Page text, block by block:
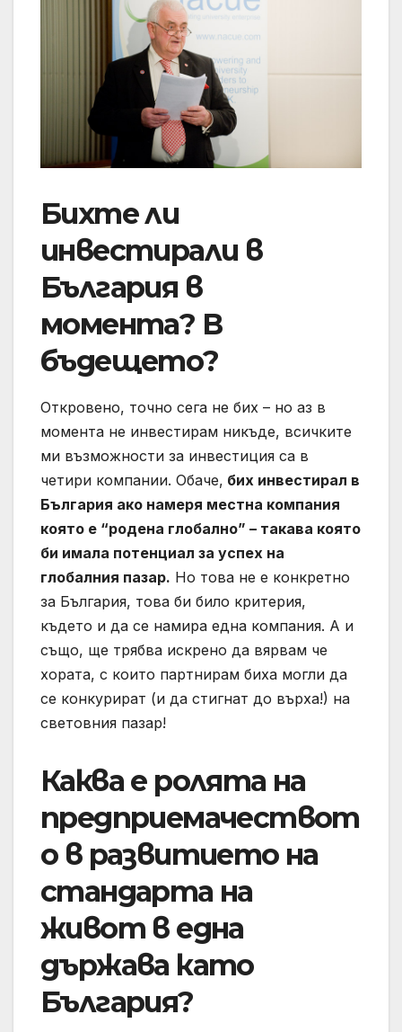
Бихте ли
инвестирали в
България в
момента? В
бъдещето?
Откровено, точно сега не бих – но аз в
момента не инвестирам никъде, всичките
ми възможности за инвестиция са в
четири компании. Обаче, бих инвестирал в
България ако намеря местна компания
която е “родена глобално” – такава която
би имала потенциал за успех на
глобалния пазар. Но това не е конкретно
за България, това би било критерия,
където и да се намира една компания. А и
също, ще трябва искрено да вярвам че
хората, с които партнирам биха могли да
се конкурират (и да стигнат до върха!) на
световния пазар!
Каква е ролята на
предприемачествот
о в развитието на
стандарта на
живот в една
държава като
България?